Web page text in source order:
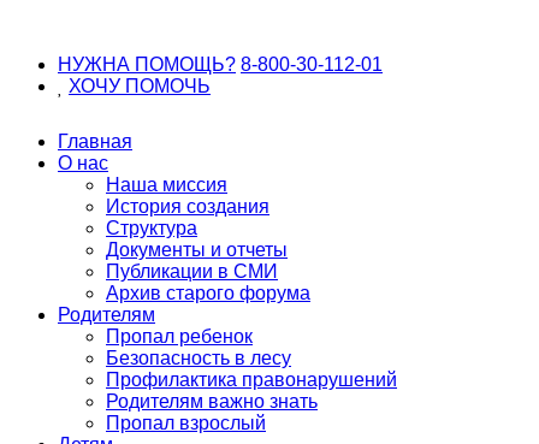
НУЖНА ПОМОЩЬ? 8-800-30-112-01
ХОЧУ ПОМОЧЬ
Главная
О нас
Наша миссия
История создания
Структура
Документы и отчеты
Публикации в СМИ
Архив старого форума
Родителям
Пропал ребенок
Безопасность в лесу
Профилактика правонарушений
Родителям важно знать
Пропал взрослый